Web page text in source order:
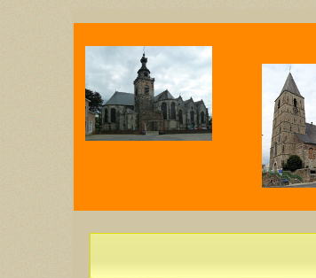
L'Essentiel de juillet-août 2026 est